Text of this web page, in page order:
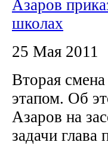
Азаров
школах
25 Мая 2011
Вторая
этапом. Об
Азаров на
задачи глава